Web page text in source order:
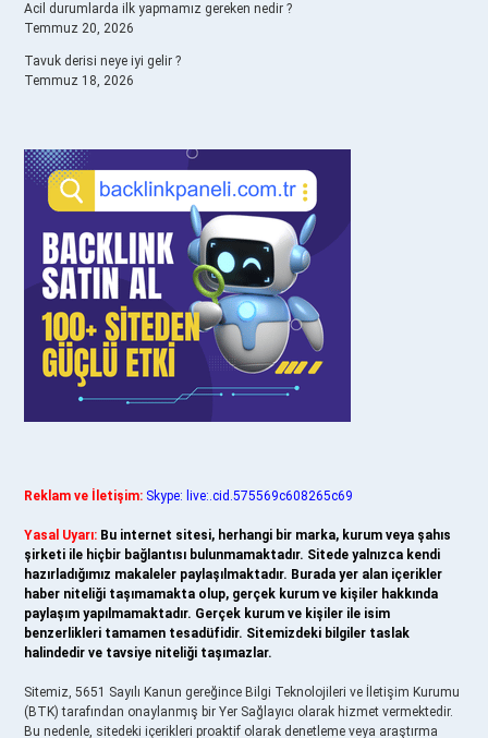
Acil durumlarda ilk yapmamız gereken nedir ?
Temmuz 20, 2026
Tavuk derisi neye iyi gelir ?
Temmuz 18, 2026
Reklam ve İletişim: Skype: live:.cid.575569c608265c69
Yasal Uyarı: Bu internet sitesi, herhangi bir marka, kurum veya şahıs
şirketi ile hiçbir bağlantısı bulunmamaktadır. Sitede yalnızca kendi
hazırladığımız makaleler paylaşılmaktadır. Burada yer alan içerikler
haber niteliği taşımamakta olup, gerçek kurum ve kişiler hakkında
paylaşım yapılmamaktadır. Gerçek kurum ve kişiler ile isim
benzerlikleri tamamen tesadüfidir. Sitemizdeki bilgiler taslak
halindedir ve tavsiye niteliği taşımazlar.
Sitemiz, 5651 Sayılı Kanun gereğince Bilgi Teknolojileri ve İletişim Kurumu
(BTK) tarafından onaylanmış bir Yer Sağlayıcı olarak hizmet vermektedir.
Bu nedenle, sitedeki içerikleri proaktif olarak denetleme veya araştırma